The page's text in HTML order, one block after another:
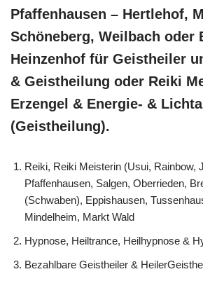
Pfaffenhausen – Hertlehof,
Schöneberg, Weilbach oder
Heinzenhof für Geistheiler
& Geistheilung oder Reiki
Erzengel & Energie- &
(Geistheilung).
Reiki, Reiki Meisterin (Usui, Rainbow,
Pfaffenhausen, Salgen, Oberrieden,
(Schwaben), Eppishausen,
Mindelheim, Markt Wald
Hypnose, Heiltrance, Heilhypnose &
Bezahlbare Geistheiler &